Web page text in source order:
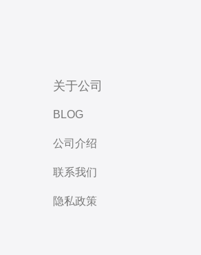
关于公司
BLOG
公司介绍
联系我们
隐私政策